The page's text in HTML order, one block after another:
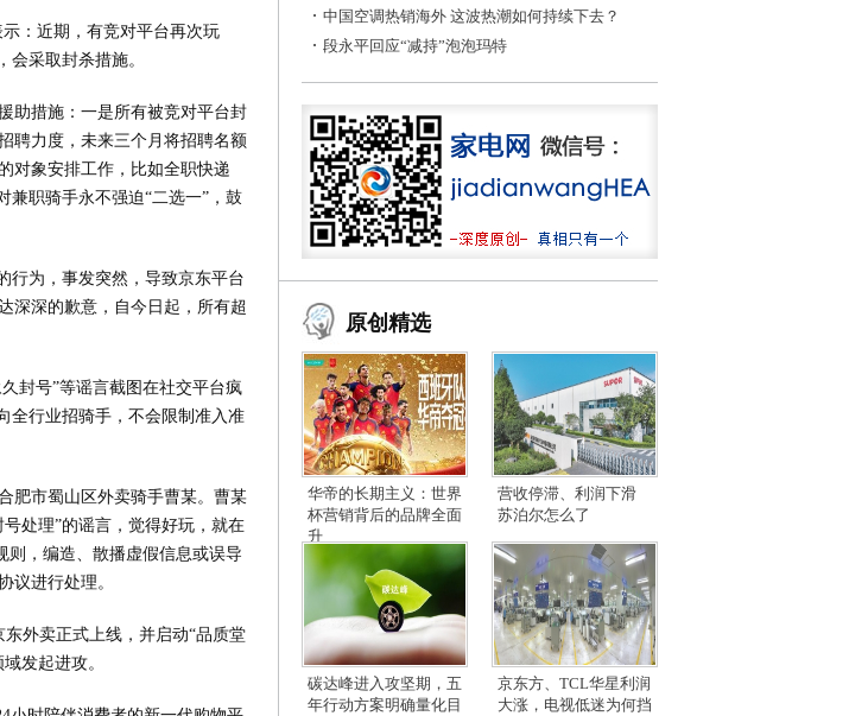
：近期，有竞对平台再次玩
会采取封杀措施。
助措施：一是所有被竞对平台封
聘力度，未来三个月将招聘名额
对象安排工作，比如全职快递
兼职骑手永不强迫“二选一”，鼓
行为，事发突然，导致京东平台
深深的歉意，自今日起，所有超
封号”等谣言截图在社交平台疯
全行业招骑手，不会限制准入准
肥市蜀山区外卖骑手曹某。曹某
处理”的谣言，觉得好玩，就在
则，编造、散播虚假信息或误导
议进行处理。
外卖正式上线，并启动“品质堂
发起进攻。
中国空调热销海外 这波热潮如何持续下去？
段永平回应“减持”泡泡玛特
原创精选
华帝的长期主义：世界
杯营销背后的品牌全面
升
营收停滞、利润下滑
苏泊尔怎么了
碳达峰进入攻坚期，五
年行动方案明确量化目
京东方、TCL华星利润
大涨，电视低迷为何挡